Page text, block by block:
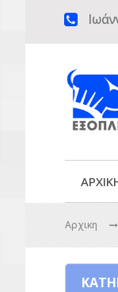

Αρχικη